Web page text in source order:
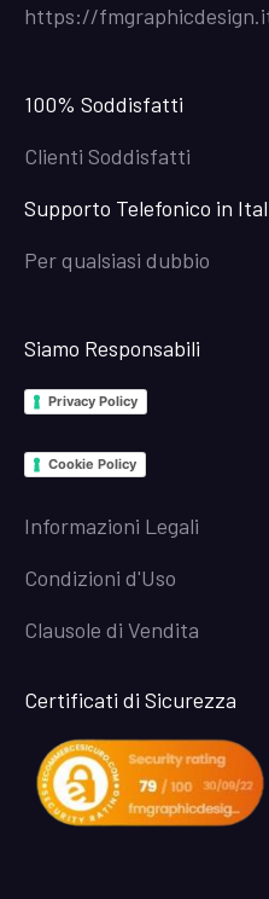
https://
100% Soddisfatti
Clienti Soddisfatti
Supporto Telefonico in
Per qualsiasi dubbio
Siamo Responsabili
Privacy Policy
Cookie Policy
Informazioni Legali
Condizioni d'Uso
Clausole di Vendita
Certificati di Sicurezza